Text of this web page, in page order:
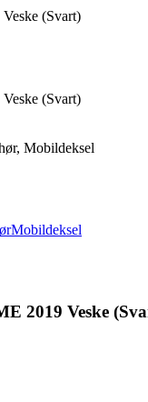
(Svart)
(Svart)
Mobildeksel
Mobildeksel
2019 Veske